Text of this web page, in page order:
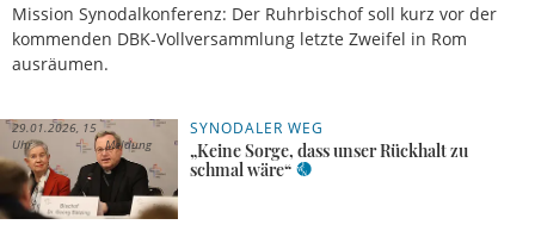
Mission Synodalkonferenz: Der Ruhrbischof soll kurz vor der
kommenden DBK-Vollversammlung letzte Zweifel in Rom
ausräumen.
SYNODALER WEG
„Keine Sorge, dass unser Rückhalt zu
schmal wäre“
29.01.2026, 15
Uhr
Meldung